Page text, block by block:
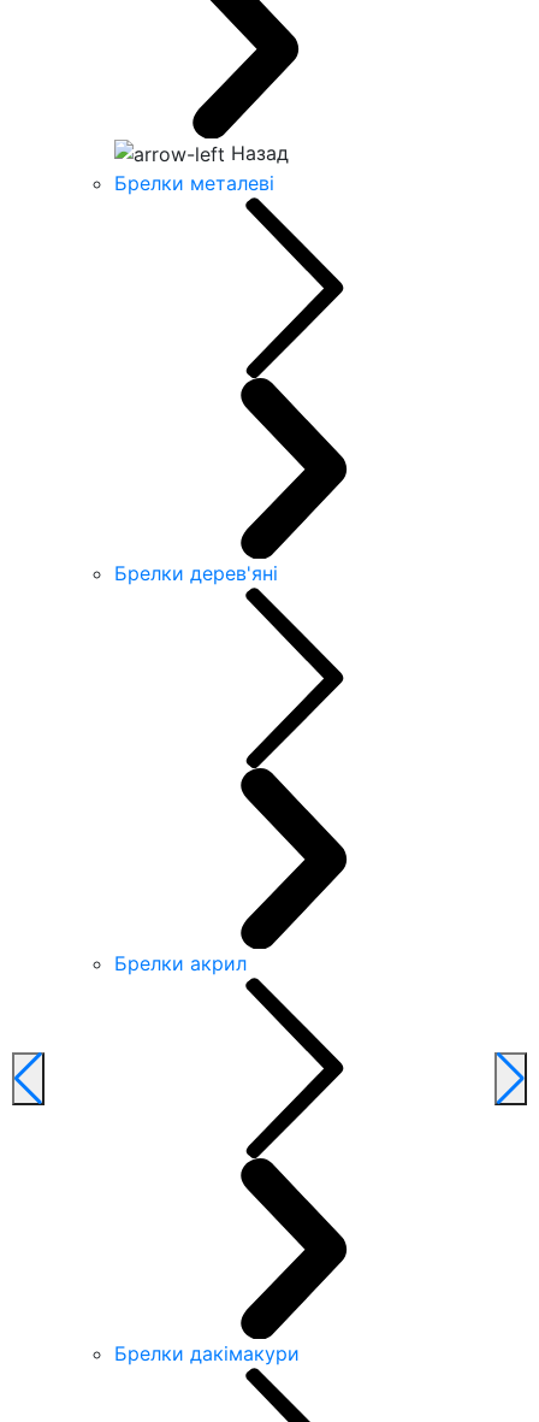
Назад
Брелки металеві
Брелки дерев'яні
Брелки акрил
Брелки дакімакури